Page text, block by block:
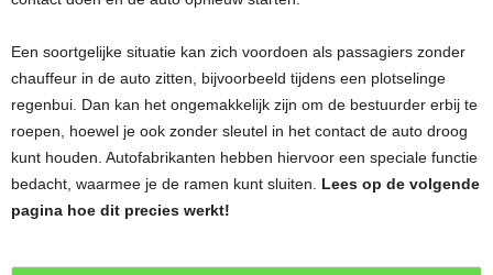
Een soortgelijke situatie kan zich voordoen als passagiers zonder
chauffeur in de auto zitten, bijvoorbeeld tijdens een plotselinge
regenbui. Dan kan het ongemakkelijk zijn om de bestuurder erbij te
roepen, hoewel je ook zonder sleutel in het contact de auto droog
kunt houden. Autofabrikanten hebben hiervoor een speciale functie
bedacht, waarmee je de ramen kunt sluiten. Lees op de volgende
pagina hoe dit precies werkt!